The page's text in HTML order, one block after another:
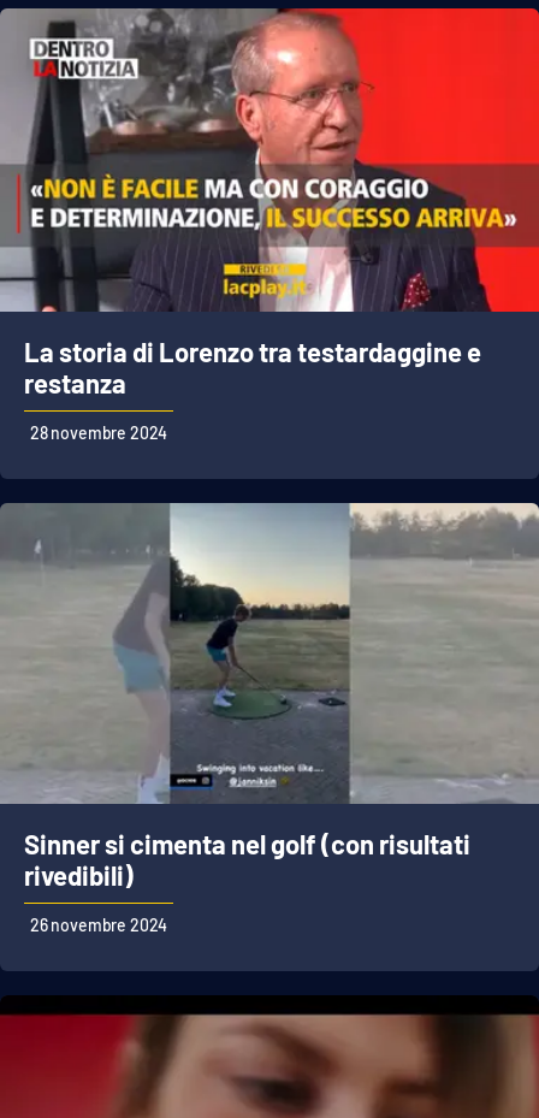
La storia di Lorenzo tra testardaggine e
restanza
28 novembre 2024
Sinner si cimenta nel golf (con risultati
rivedibili)
26 novembre 2024